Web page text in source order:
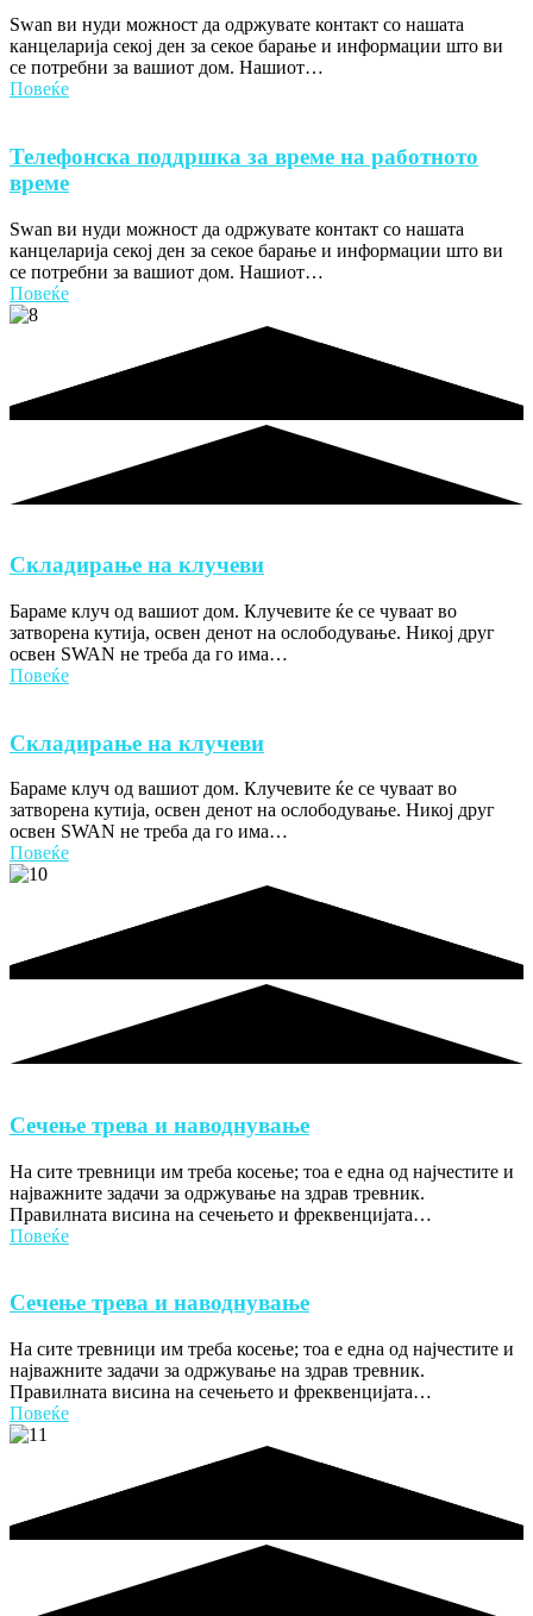
Swan ви нуди можност да одржувате контакт со нашата
канцеларија секој ден за секое барање и информации што ви
се потребни за вашиот дом. Нашиот…
Повеќе
Телефонска поддршка за време на работното
време
Swan ви нуди можност да одржувате контакт со нашата
канцеларија секој ден за секое барање и информации што ви
се потребни за вашиот дом. Нашиот…
Повеќе
Складирање на клучеви
Бараме клуч од вашиот дом. Клучевите ќе се чуваат во
затворена кутија, освен денот на ослободување. Никој друг
освен SWAN не треба да го има…
Повеќе
Складирање на клучеви
Бараме клуч од вашиот дом. Клучевите ќе се чуваат во
затворена кутија, освен денот на ослободување. Никој друг
освен SWAN не треба да го има…
Повеќе
Сечење трева и наводнување
На сите тревници им треба косење; тоа е една од најчестите и
најважните задачи за одржување на здрав тревник.
Правилната висина на сечењето и фреквенцијата…
Повеќе
Сечење трева и наводнување
На сите тревници им треба косење; тоа е една од најчестите и
најважните задачи за одржување на здрав тревник.
Правилната висина на сечењето и фреквенцијата…
Повеќе